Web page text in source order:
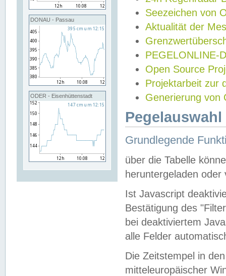
DONAU - Passau
ODER - Eisenhüttenstadt
Seezeichen von
Aktualität der
PEGELONLINE-
Open Source
Projektarbeit zur
Generierung von
Grundlegende
über die Tabelle
heruntergeladen oder
Ist Javascript
Bestätigung des
bei deaktiviertem
alle Felder
Die Zeitstempel in
mitteleuropäischer